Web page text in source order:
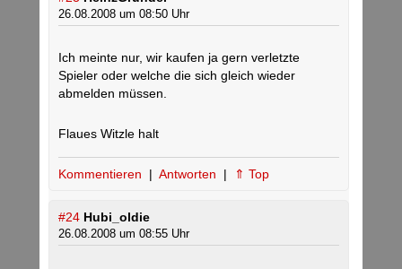
26.08.2008 um 08:50 Uhr
Ich meinte nur, wir kaufen ja gern verletzte
Spieler oder welche die sich gleich wieder
abmelden müssen.
Flaues Witzle halt
Kommentieren | Antworten | ⇑ Top
#24 Hubi_oldie
26.08.2008 um 08:55 Uhr